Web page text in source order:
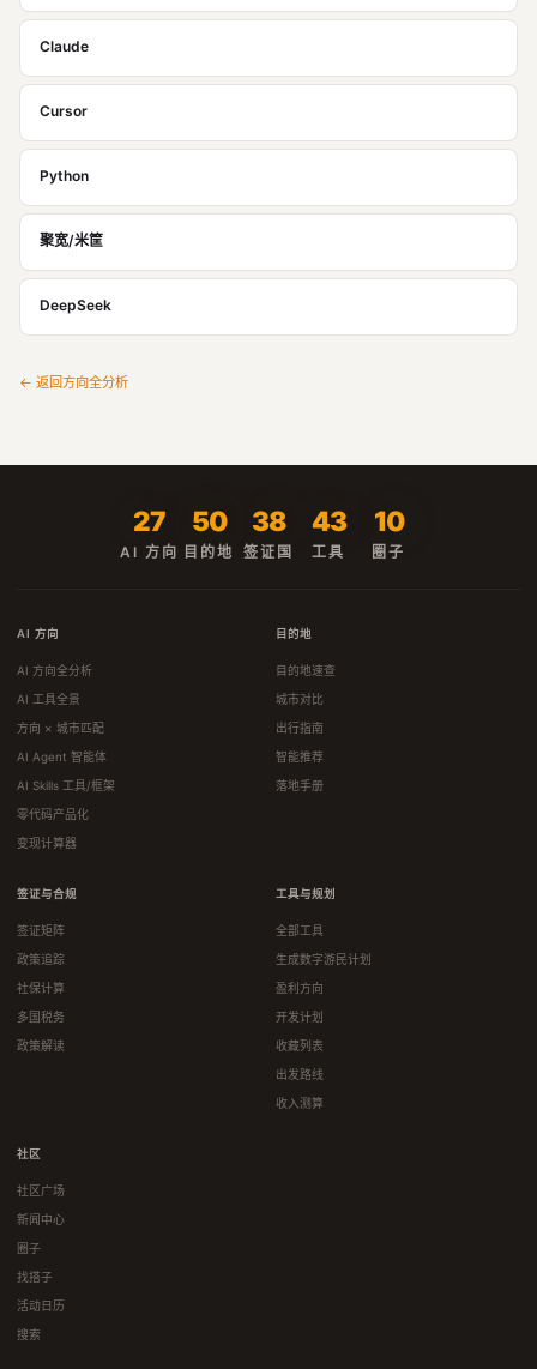
Claude
Cursor
Python
聚宽/米筐
DeepSeek
← 返回方向全分析
27
AI 方向
50
目的地
38
签证国
43
工具
10
圈子
AI 方向
AI 方向全分析
AI 工具全景
方向 × 城市匹配
AI Agent 智能体
AI Skills 工具/框架
零代码产品化
变现计算器
目的地
目的地速查
城市对比
出行指南
智能推荐
落地手册
签证与合规
签证矩阵
政策追踪
社保计算
多国税务
政策解读
工具与规划
全部工具
生成数字游民计划
盈利方向
开发计划
收藏列表
出发路线
收入测算
社区
社区广场
新闻中心
圈子
找搭子
活动日历
搜索